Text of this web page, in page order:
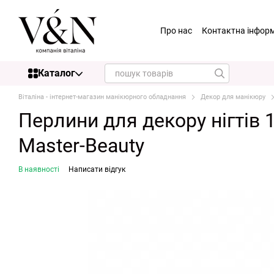
Перейти до основного контенту
Про нас Контактна
Каталог
Віталіна - інтернет-магазин манікюрного обладнання Декор для манікюру
Перлини для декору
Master-Beauty
В наявності Написати відгук